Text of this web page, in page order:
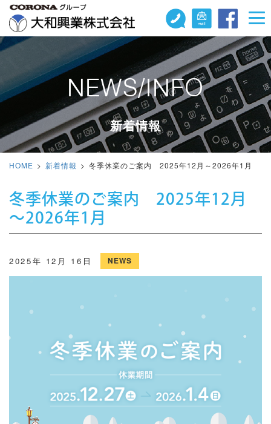
NEWS/INFO
新着情報
HOME 新着情報 冬季休業のご案内 2025年12月～2026年1月
冬季休業のご案内 2025年12月
～2026年1月
2025年 12月 16日 NEWS